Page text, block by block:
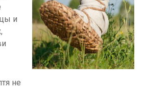
и
не